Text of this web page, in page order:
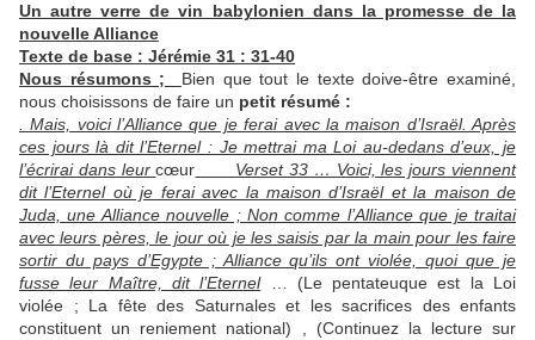
Un autre verre de vin babylonien dans la promesse de la
nouvelle Alliance
Texte de base : Jérémie 31 : 31-40
Nous résumons ; Bien que tout le texte doive-être examiné,
nous choisissons de faire un petit résumé :
. Mais, voici l’Alliance que je ferai avec la maison d’Israël. Après
ces jours là dit l’Eternel : Je mettrai ma Loi au-dedans d’eux, je
l’écrirai dans leurcœur Verset 33 … Voici, les jours viennent
dit l’Eternel où je ferai avec la maison d’Israël et la maison de
Juda, une Alliance nouvelle ; Non comme l’Alliance que je traitai
avec leurs pères, le jour où je les saisis par la main pour les faire
sortir du pays d’Egypte ; Alliance qu’ils ont violée, quoi que je
fusse leur Maître, dit l’Eternel… (Le pentateuque est la Loi
violée ; La fête des Saturnales et les sacrifices des enfants
constituent un reniement national) , (Continuez la lecture sur